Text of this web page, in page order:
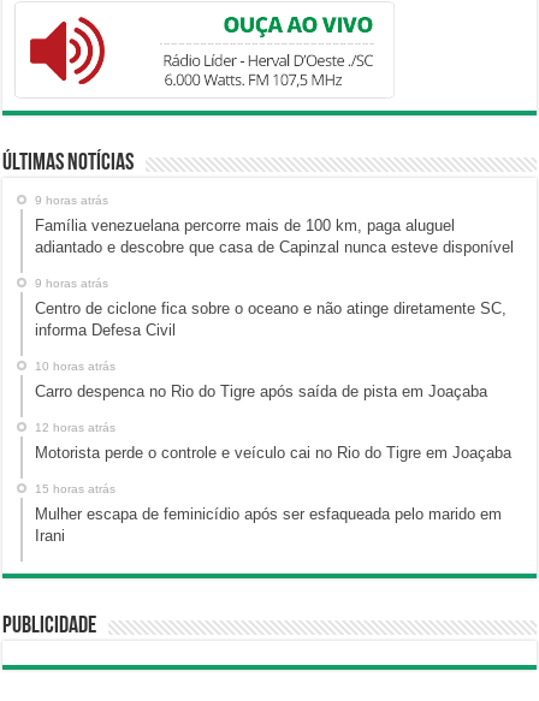
Últimas Notícias
9 horas atrás
Família venezuelana percorre mais de 100 km, paga aluguel
adiantado e descobre que casa de Capinzal nunca esteve disponível
9 horas atrás
Centro de ciclone fica sobre o oceano e não atinge diretamente SC,
informa Defesa Civil
10 horas atrás
Carro despenca no Rio do Tigre após saída de pista em Joaçaba
12 horas atrás
Motorista perde o controle e veículo cai no Rio do Tigre em Joaçaba
15 horas atrás
Mulher escapa de feminicídio após ser esfaqueada pelo marido em
Irani
Publicidade